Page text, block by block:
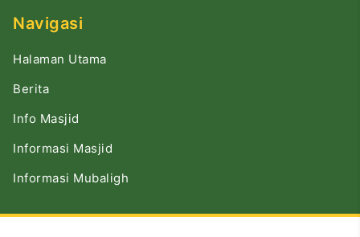
Navigasi
Halaman Utama
Berita
Info Masjid
Informasi Masjid
Informasi Mubaligh